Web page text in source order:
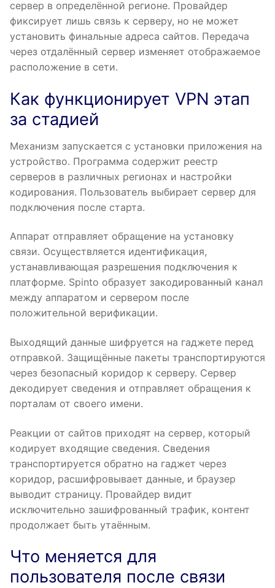
сервер в определённой регионе. Провайдер
фиксирует лишь связь к серверу, но не может
установить финальные адреса сайтов. Передача
через отдалённый сервер изменяет отображаемое
расположение в сети.
Как функционирует VPN этап
за стадией
Механизм запускается с установки приложения на
устройство. Программа содержит реестр
серверов в различных регионах и настройки
кодирования. Пользователь выбирает сервер для
подключения после старта.
Аппарат отправляет обращение на установку
связи. Осуществляется идентификация,
устанавливающая разрешения подключения к
платформе. Spinto образует закодированный канал
между аппаратом и сервером после
положительной верификации.
Выходящий данные шифруется на гаджете перед
отправкой. Защищённые пакеты транспортируются
через безопасный коридор к серверу. Сервер
декодирует сведения и отправляет обращения к
порталам от своего имени.
Реакции от сайтов приходят на сервер, который
кодирует входящие сведения. Сведения
транспортируется обратно на гаджет через
коридор, расшифровывает данные, и браузер
выводит страницу. Провайдер видит
исключительно зашифрованный трафик, контент
продолжает быть утаённым.
Что меняется для
пользователя после связи